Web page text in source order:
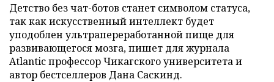
Детство без чат-ботов станет символом статуса,
так как искусственный интеллект будет
уподоблен ультрапереработанной пище для
развивающегося мозга, пишет для журнала
Atlantic профессор Чикагского университета и
автор бестселлеров Дана Саскинд.